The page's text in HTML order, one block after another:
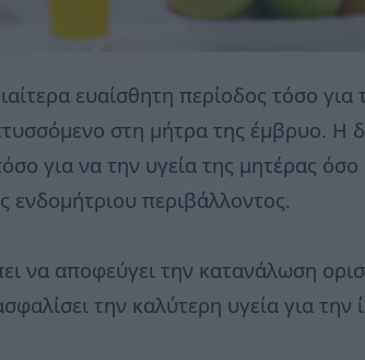
ευαίσθητη περίοδος τόσο για
στη μήτρα της έμβρυο. Η
για να την υγεία της μητέρας όσο
ενδομήτριου περιβάλλοντος.
να αποφεύγει την κατανάλωση
την καλύτερη υγεία για την